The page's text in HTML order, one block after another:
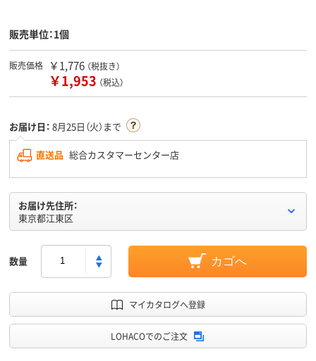
販売単位：1個
販売価格 ￥1,776 （税抜き）
￥1,953 （税込）
お届け日： 8月25日（火）まで
直送品 総合カスタマーセンター店
お届け先住所：
東京都江東区
数量 カゴへ
マイカタログへ登録
LOHACOでのご注文